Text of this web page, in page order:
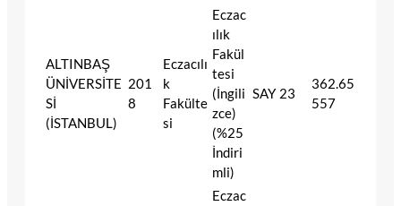
ALTINBAŞ
ÜNİVERSİTE
Sİ
(İSTANBUL)
201
8
Eczacılı
k
Fakülte
si
Eczac
ılık
Fakül
tesi
(İngili
zce)
(%25
İndiri
mli)
SAY 23
362.65
557
Eczac